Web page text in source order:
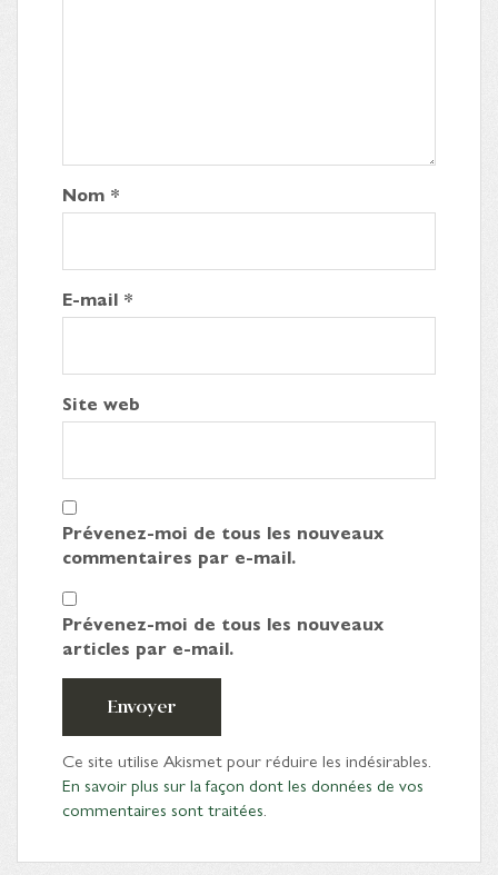
Nom *
E-mail *
Site web
Prévenez-moi de tous les nouveaux
commentaires par e-mail.
Prévenez-moi de tous les nouveaux
articles par e-mail.
Envoyer
Ce site utilise Akismet pour réduire les indésirables.
En savoir plus sur la façon dont les données de vos
commentaires sont traitées.